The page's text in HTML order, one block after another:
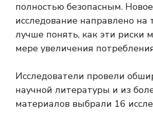
полностью безопасным. Новое
исследование направлено на
лучше понять, как эти риски
мере увеличения
Исследователи провели
научной литературы и из
материалов выбрали 16